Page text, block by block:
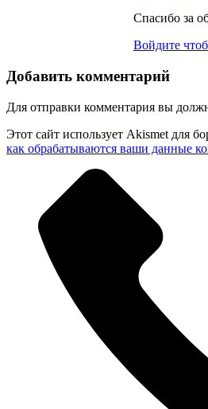
Спасибо за
Войдите
Добавить комментарий
Для отправки комментария вы
Этот сайт использует Akismet для
как обрабатываются ваши данные